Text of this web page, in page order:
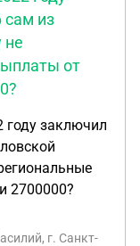
сам из
не
от
году заключил
2700000?
г. Санкт-